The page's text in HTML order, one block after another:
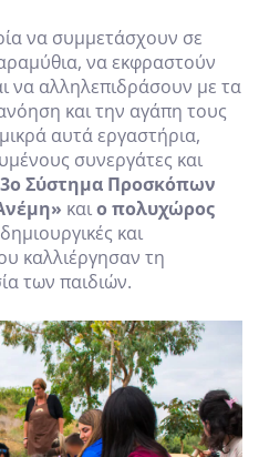
να συμμετάσχουν σε
να εκφραστούν
να αλληλεπιδράσουν με τα
και την αγάπη τους
αυτά εργαστήρια,
συνεργάτες και
3ο Σύστημα Προσκόπων
καιο πολυχώρος
και
καλλιέργησαν τη
των παιδιών.